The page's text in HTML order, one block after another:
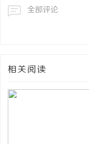
全部评论
相关阅读